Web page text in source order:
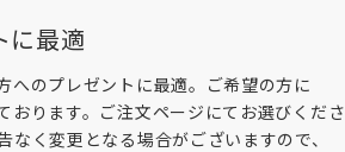
に最適
へのプレゼントに最適。ご希望の方に
おります。ご注文ページにてお選びくださ
く変更となる場合がございますので、